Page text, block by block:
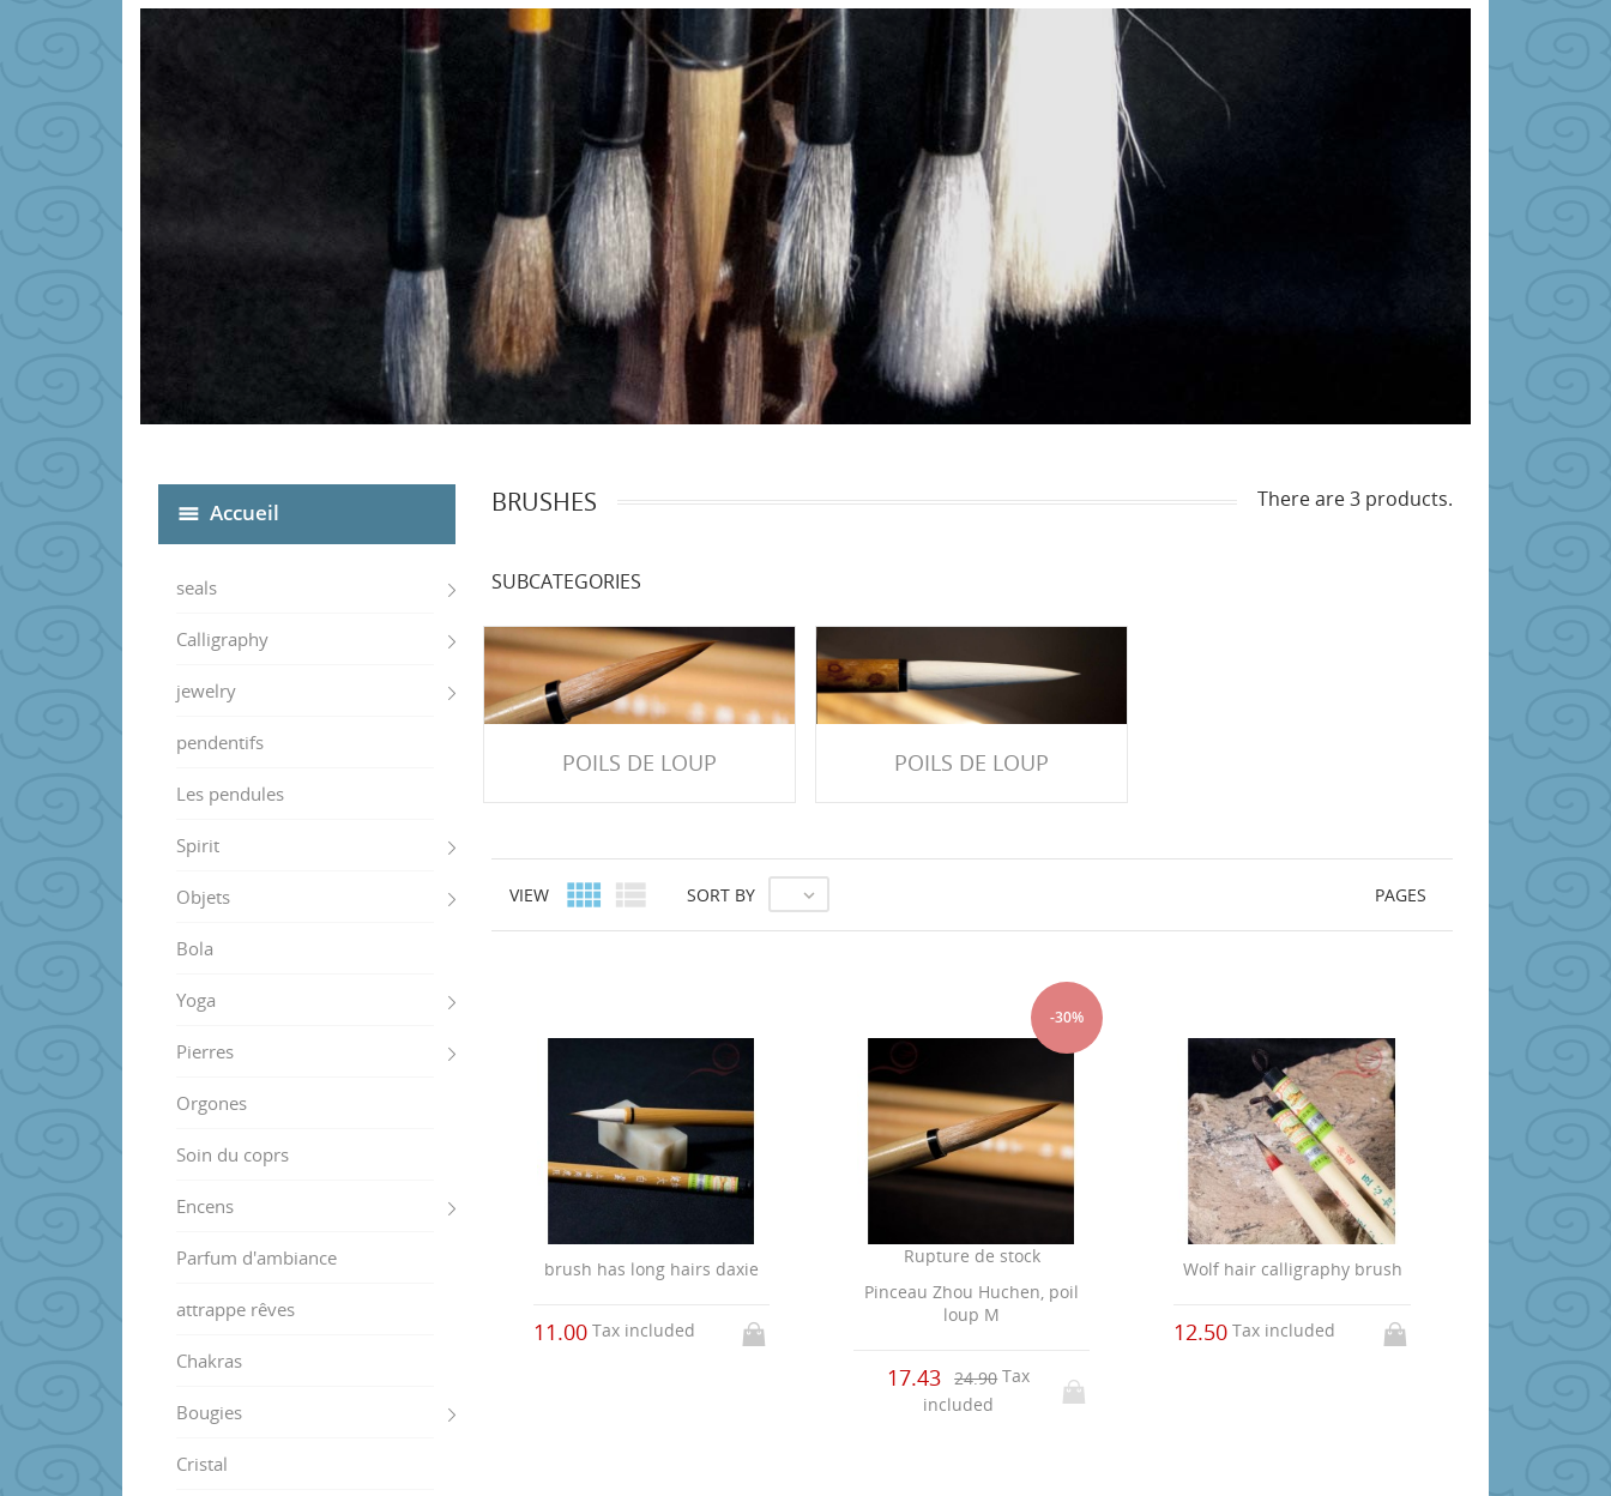
Accueil
seals
Calligraphy
jewelry
pendentifs
Les pendules
Spirit
Objets
Bola
Yoga
Pierres
Orgones
Soin du coprs
Encens
Parfum d'ambiance
attrappe rêves
Chakras
Bougies
Cristal
BRUSHES There are 3 products.
SUBCATEGORIES
POILS DE LOUP POILS DE LOUP
VIEW   SORT BY  PAGES
brush has long hairs daxie
11.00Tax included
-30%
Rupture de stock
Pinceau Zhou Huchen, poil
loup M
17.43 24.90Tax
included
Wolf hair calligraphy brush
12.50 Tax included